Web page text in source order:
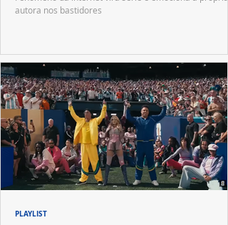
autora nos bastidores
PLAYLIST